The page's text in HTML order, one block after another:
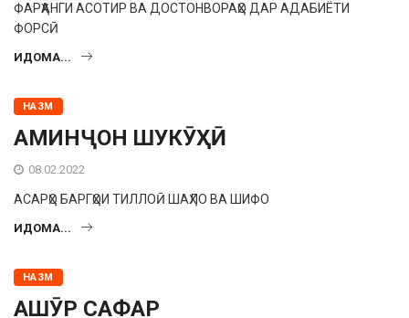
ФАРҲАНГИ АСОТИР ВА ДОСТОНВОРАҲО ДАР АДАБИЁТИ
ФОРСӢ
ИДОМА...
НАЗМ
АМИНҶОН ШУКӮҲӢ
08.02.2022
АСАРҲО БАРГҲОИ ТИЛЛОӢ ШАҲЛО ВА ШИФО
ИДОМА...
НАЗМ
АШӮР САФАР